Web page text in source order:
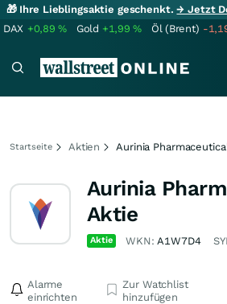
🎁 Ihre Lieblingsaktie geschenkt.→ Jetzt
DAX +0,89% Gold +1,99% Öl (Brent) -
Startseite Aktien Aurinia
Aurinia
Aktie
Aktie WKN:A1W7D4
Alarme
einrichten
Zur Watchlist
hinzufügen